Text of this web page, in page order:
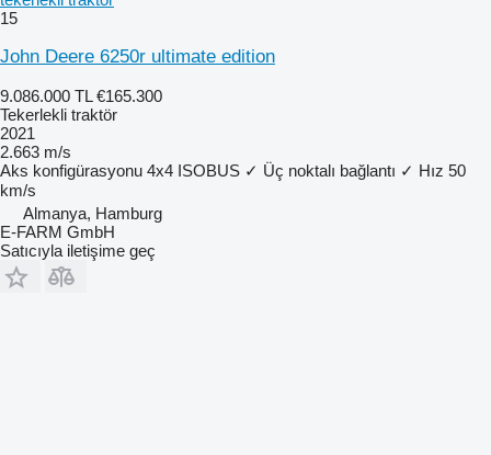
15
John Deere 6250r ultimate edition
9.086.000 TL €165.300
Tekerlekli traktör
2021
2.663 m/s
Aks konfigürasyonu 4x4 ISOBUS ✓ Üç noktalı bağlantı ✓ Hız 50
km/s
Almanya, Hamburg
E-FARM GmbH
Satıcıyla iletişime geç